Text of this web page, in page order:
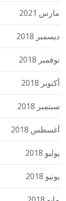
مارس 2021
ديسمبر 2018
نوفمبر 2018
أكتوبر 2018
سبتمبر 2018
أغسطس 2018
يوليو 2018
يونيو 2018